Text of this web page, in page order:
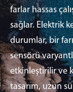
farlar hassas
sağlar. Elektrik
durumlar, bir
sensörü
etkinleştirilir ve
tasarım, uzun